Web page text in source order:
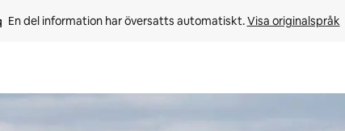
En del information har översatts automatiskt. Visa originalspråk